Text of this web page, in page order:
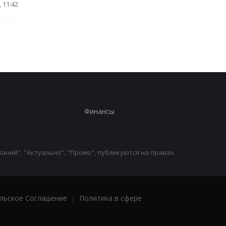
11:42
Финансы
"Актуально", "Промо", публикуются на правах
Соглашение |
Политика в сфере